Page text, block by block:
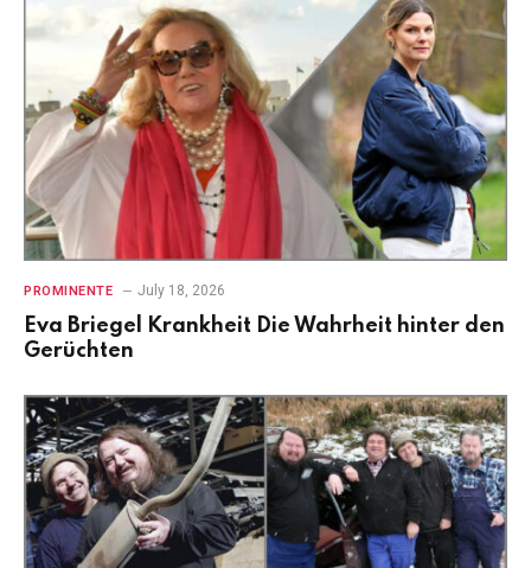
PROMINENTE July 18, 2026
Eva Briegel Krankheit Die Wahrheit hinter den
Gerüchten